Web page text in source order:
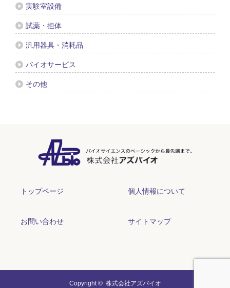
実験室設備
試薬・担体
汎用器具・消耗品
バイオサービス
その他
トップページ 個人情報について
お問い合わせ サイトマップ
Copyright © 株式会社アズバイオ